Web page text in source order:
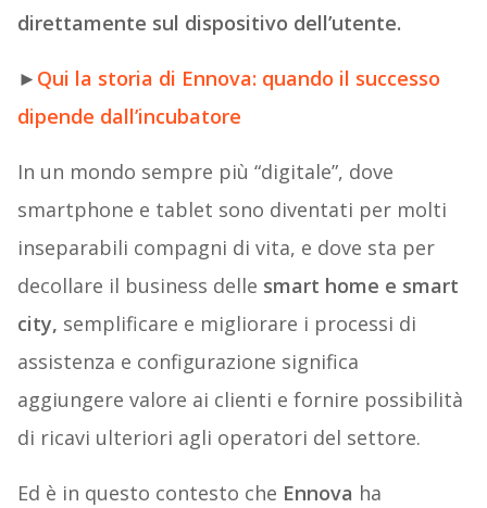
direttamente sul dispositivo dell’utente.
► Qui la storia di Ennova: quando il successo
dipende dall’incubatore
In un mondo sempre più “digitale”, dove
smartphone e tablet sono diventati per molti
inseparabili compagni di vita, e dove sta per
decollare il business delle smart home e smart
city, semplificare e migliorare i processi di
assistenza e configurazione significa
aggiungere valore ai clienti e fornire possibilità
di ricavi ulteriori agli operatori del settore.
Ed è in questo contesto che Ennova ha